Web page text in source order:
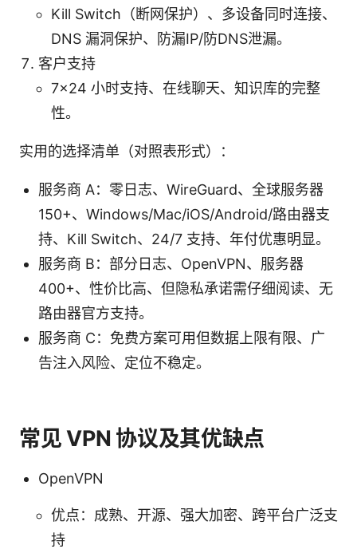
Kill Switch（断网保护）、多设备同时连接、
DNS 漏洞保护、防漏IP/防DNS泄漏。
客户支持
7x24 小时支持、在线聊天、知识库的完整
性。
实用的选择清单（对照表形式）：
服务商 A：零日志、WireGuard、全球服务器
150+、Windows/Mac/iOS/Android/路由器支
持、Kill Switch、24/7 支持、年付优惠明显。
服务商 B：部分日志、OpenVPN、服务器
400+、性价比高、但隐私承诺需仔细阅读、无
路由器官方支持。
服务商 C：免费方案可用但数据上限有限、广
告注入风险、定位不稳定。
常见 VPN 协议及其优缺点
OpenVPN
优点：成熟、开源、强大加密、跨平台广泛支
持